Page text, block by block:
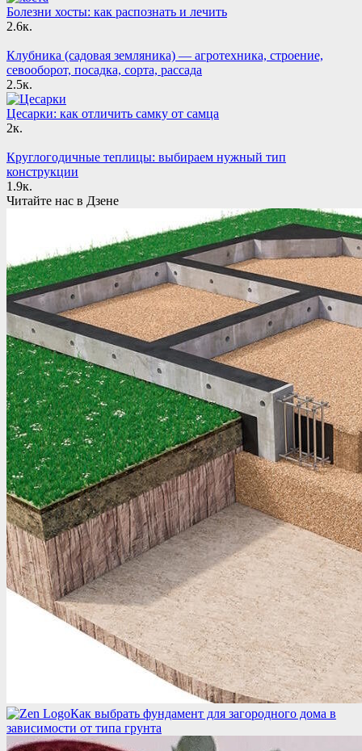
Болезни хосты: как распознать и лечить
2.6к.
Клубника (садовая земляника) — агротехника, строение,
севооборот, посадка, сорта, рассада
2.5к.
Цесарки: как отличить самку от самца
2к.
Круглогодичные теплицы: выбираем нужный тип
конструкции
1.9к.
Читайте нас в Дзене
Как выбрать фундамент для загородного дома в
зависимости от типа грунта